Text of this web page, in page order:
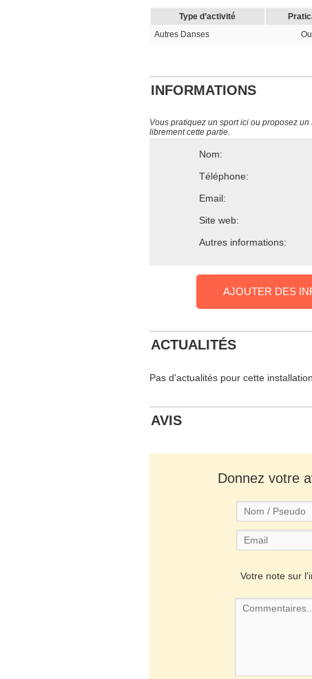
Type d’activité
Autres Danses
INFORMATIONS
Vous pratiquez un sport ici ou proposez
librement cette partie.
Nom:
Téléphone:
Email:
Site web:
Autres informations:
AJOUTER DES
ACTUALITÉS
Pas d'actualités pour cette
AVIS
Donnez votre
Votre note sur